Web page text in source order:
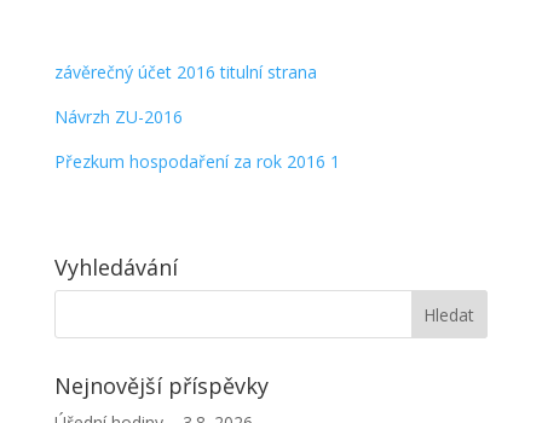
závěrečný účet 2016 titulní strana
Návrzh ZU-2016
Přezkum hospodaření za rok 2016 1
Vyhledávání
Nejnovější příspěvky